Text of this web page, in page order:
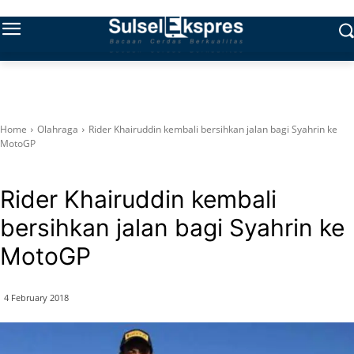
Home Olahraga
Rider Khairuddin kembali bersihkan jalan bagi Syahrin ke
MotoGP
Rider Khairuddin kembali
bersihkan jalan bagi Syahrin ke
MotoGP
4 February 2018